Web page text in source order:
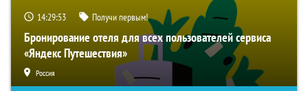
14:29:52 Получи первым!
Бронирование отеля для всех пользователей сервиса
«Яндекс Путешествия»
Россия